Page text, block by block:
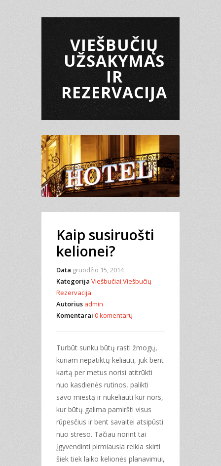
VIEŠBUČIŲ
UŽSAKYMAS
IR
REZERVACIJA
Kaip susiruošti
kelionei?
Data gruodžio 15, 2014
Kategorija Viešbučiai,Viešbučių
Rezervacija
Autorius admin
Komentarai 0 komentarų
Turbūt sunku būtų rasti žmogų,
kuriam nepatiktų keliauti, juk bent
kartą per metus norisi atitrūkti
nuo kasdienės rutinos, palikti
savo miestą ir nukeliauti kur nors,
kur būtų galima pamiršti visus
rūpesčius ir bent savaitei atsipūsti
nuo streso. Tačiau norint tai
įgyvendinti pirmiausia reikia skirti
šiek tiek laiko kelionės planavimui,